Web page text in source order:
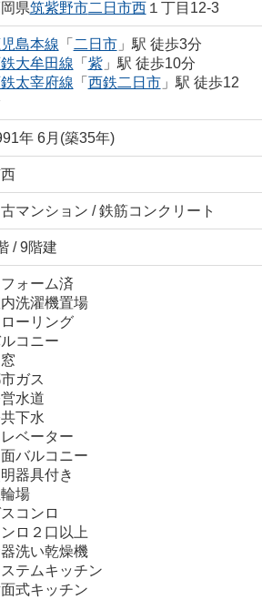
県筑紫野市二日市西１丁目12-3
島本線 「 二日市」駅 徒歩3分
大牟田線 「 紫」駅 徒歩10分
太宰府線 「 西鉄二日市」駅 徒歩12
年 6月(築35年)
マンション / 鉄筋コンクリート
/ 9階建
フォーム済
洗濯機置場
ーリング
コニー
ガス
水道
下水
ベーター
面バルコニー
器具付き
場
コンロ
ロ２口以上
洗い乾燥機
テムキッチン
式キッチン